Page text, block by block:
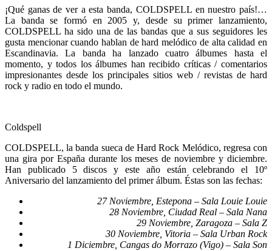
¡Qué ganas de ver a esta banda, COLDSPELL en nuestro país!…
La banda se formó en 2005 y, desde su primer lanzamiento,
COLDSPELL ha sido una de las bandas que a sus seguidores les
gusta mencionar cuando hablan de hard melódico de alta calidad en
Escandinavia. La banda ha lanzado cuatro álbumes hasta el
momento, y todos los álbumes han recibido críticas / comentarios
impresionantes desde los principales sitios web / revistas de hard
rock y radio en todo el mundo.
Coldspell
COLDSPELL, la banda sueca de Hard Rock Melódico, regresa con
una gira por España durante los meses de noviembre y diciembre.
Han publicado 5 discos y este año están celebrando el 10º
Aniversario del lanzamiento del primer álbum. Éstas son las fechas:
27 Noviembre, Estepona – Sala Louie Louie
28 Noviembre, Ciudad Real – Sala Nana
29 Noviembre, Zaragoza – Sala Z
30 Noviembre, Vitoria – Sala Urban Rock
1 Diciembre, Cangas do Morrazo (Vigo) – Sala Son